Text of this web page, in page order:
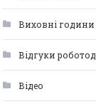
Виховні години
Відгуки
Відео